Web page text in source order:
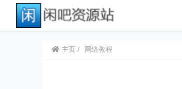
主页 网络教程